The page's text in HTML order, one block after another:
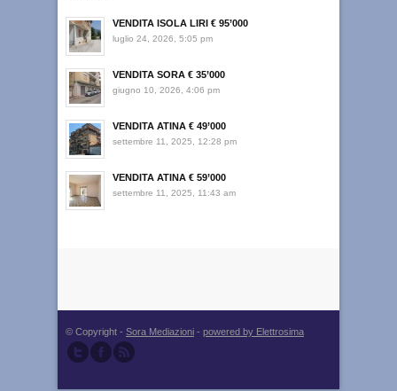
VENDITA ISOLA LIRI € 95’000
luglio 24, 2026, 5:05 pm
VENDITA SORA € 35’000
giugno 10, 2026, 4:06 pm
VENDITA ATINA € 49’000
settembre 11, 2025, 12:28 pm
VENDITA ATINA € 59’000
settembre 11, 2025, 11:43 am
© Copyright - Sora Mediazioni - powered by Elettrosima